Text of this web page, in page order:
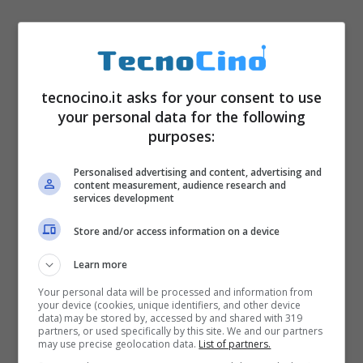
Per partecipare ad una delle campagne
attive promosse dai brand non occorre far
dei propri profili. Per quanto riguarda la
, questa avviene
automaticamente, attraverso un sistema di
ricerca che permette all’azienda che ha
bisogno di influencer di ottenere, in base ai
criteri impostati, i soggetti più adatti per una
determinata campagna.
tecnocino.it asks for your consent to use
your personal data for the following
purposes:
Personalised advertising and content, advertising and
content measurement, audience research and
services development
Store and/or access information on a device
Learn more
Your personal data will be processed and information from
your device (cookies, unique identifiers, and other device
data) may be stored by, accessed by and shared with 319
partners, or used specifically by this site. We and our partners
may use precise geolocation data. List of partners.